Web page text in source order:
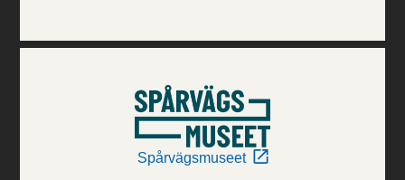
Spårvägsmuseet